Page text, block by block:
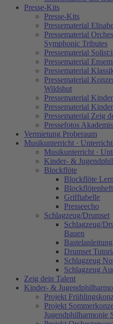
Presse-Kits
Presse-Kits
Pressematerial
Pressematerial
Symphonic Tributes
Pressematerial
Pressematerial
Pressematerial
Pressematerial
Wildshut
Pressematerial
Pressematerial
Pressematerial Zeig
Pressefotos
Vermietung Proberaum
Musikunterricht ·
Musikunterricht ·
Kinder- &
Blockflöte
Blockflöte
Blockflötenheft
Grifftabelle
Presseecho
Schlagzeug/Drumset
Schlagzeug/
Bauen
Drumset
Schlagzeug
Schlagzeug
Zeig dein Talent
Kinder- &
Projekt
Projekt
Jugendphilharmonie